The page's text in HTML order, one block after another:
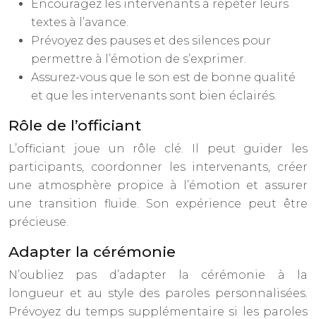
Encouragez les intervenants à répéter leurs
textes à l’avance.
Prévoyez des pauses et des silences pour
permettre à l’émotion de s’exprimer.
Assurez-vous que le son est de bonne qualité
et que les intervenants sont bien éclairés.
Rôle de l’officiant
L’officiant joue un rôle clé. Il peut guider les
participants, coordonner les intervenants, créer
une atmosphère propice à l’émotion et assurer
une transition fluide. Son expérience peut être
précieuse.
Adapter la cérémonie
N’oubliez pas d’adapter la cérémonie à la
longueur et au style des paroles personnalisées.
Prévoyez du temps supplémentaire si les paroles